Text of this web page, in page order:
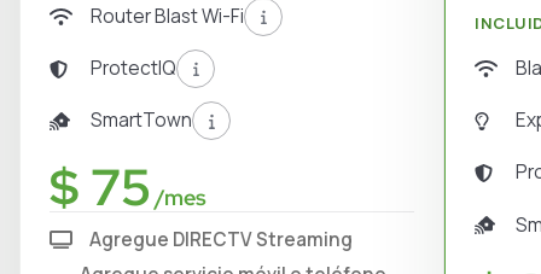
$ 75 /mes
Router Blast Wi-Fi
ProtectIQ
SmartTown
Agregue DIRECTV Streaming